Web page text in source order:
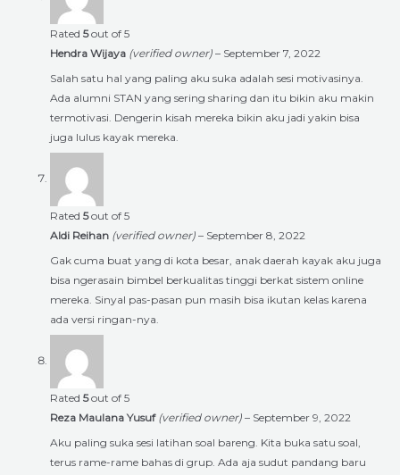
Rated 5out of 5
Hendra Wijaya (verified owner) – September 7, 2022
Salah satu hal yang paling aku suka adalah sesi motivasinya.
Ada alumni STAN yang sering sharing dan itu bikin aku makin
termotivasi. Dengerin kisah mereka bikin aku jadi yakin bisa
juga lulus kayak mereka.
Rated 5out of 5
Aldi Reihan (verified owner) – September 8, 2022
Gak cuma buat yang di kota besar, anak daerah kayak aku juga
bisa ngerasain bimbel berkualitas tinggi berkat sistem online
mereka. Sinyal pas-pasan pun masih bisa ikutan kelas karena
ada versi ringan-nya.
Rated 5out of 5
Reza Maulana Yusuf (verified owner) – September 9, 2022
Aku paling suka sesi latihan soal bareng. Kita buka satu soal,
terus rame-rame bahas di grup. Ada aja sudut pandang baru